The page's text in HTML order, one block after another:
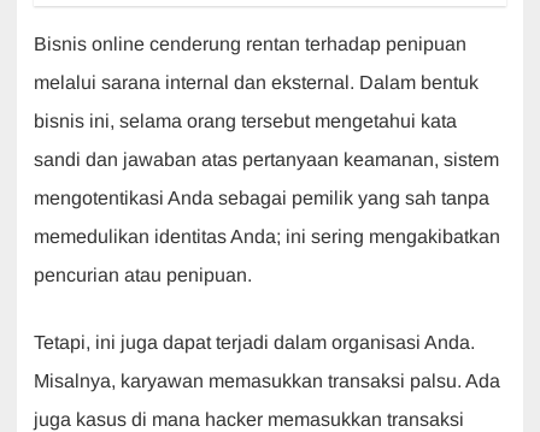
Bisnis online cenderung rentan terhadap penipuan
melalui sarana internal dan eksternal. Dalam bentuk
bisnis ini, selama orang tersebut mengetahui kata
sandi dan jawaban atas pertanyaan keamanan, sistem
mengotentikasi Anda sebagai pemilik yang sah tanpa
memedulikan identitas Anda; ini sering mengakibatkan
pencurian atau penipuan.
Tetapi, ini juga dapat terjadi dalam organisasi Anda.
Misalnya, karyawan memasukkan transaksi palsu. Ada
juga kasus di mana hacker memasukkan transaksi